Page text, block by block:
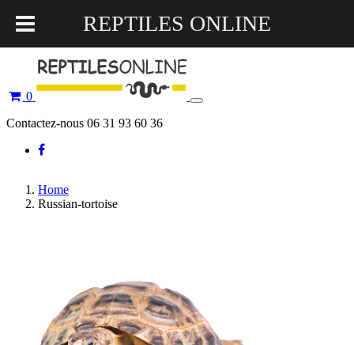
0
Toggle
Contactez-nous 06 31 93 60 36
Home
Russian-tortoise
REPTILES ONLINE